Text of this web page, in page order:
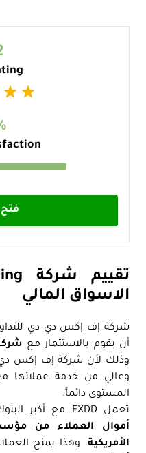
الاسواق المالي
شركة إف إكس دي دي
أن يقوم بالاستثمار مع
وذلك لأن شركة إف إكس دي
وعالي من خدمة عملائها
المستوى دائماً.
تعمل FXDD مع أكبر البنوك الأمريكية والدولية مع
أموال العملاء من
الأمريكية، وهذا يمنح